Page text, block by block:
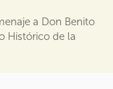
a Don Benito
Histórico de la